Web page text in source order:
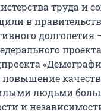
труда и
в
долголетия
людьми
и